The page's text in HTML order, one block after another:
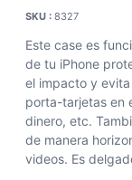
SKU : 8327
Este case es
de tu iPhone
el impacto y
porta-tarjetas en
dinero, etc.
de manera
videos. Es